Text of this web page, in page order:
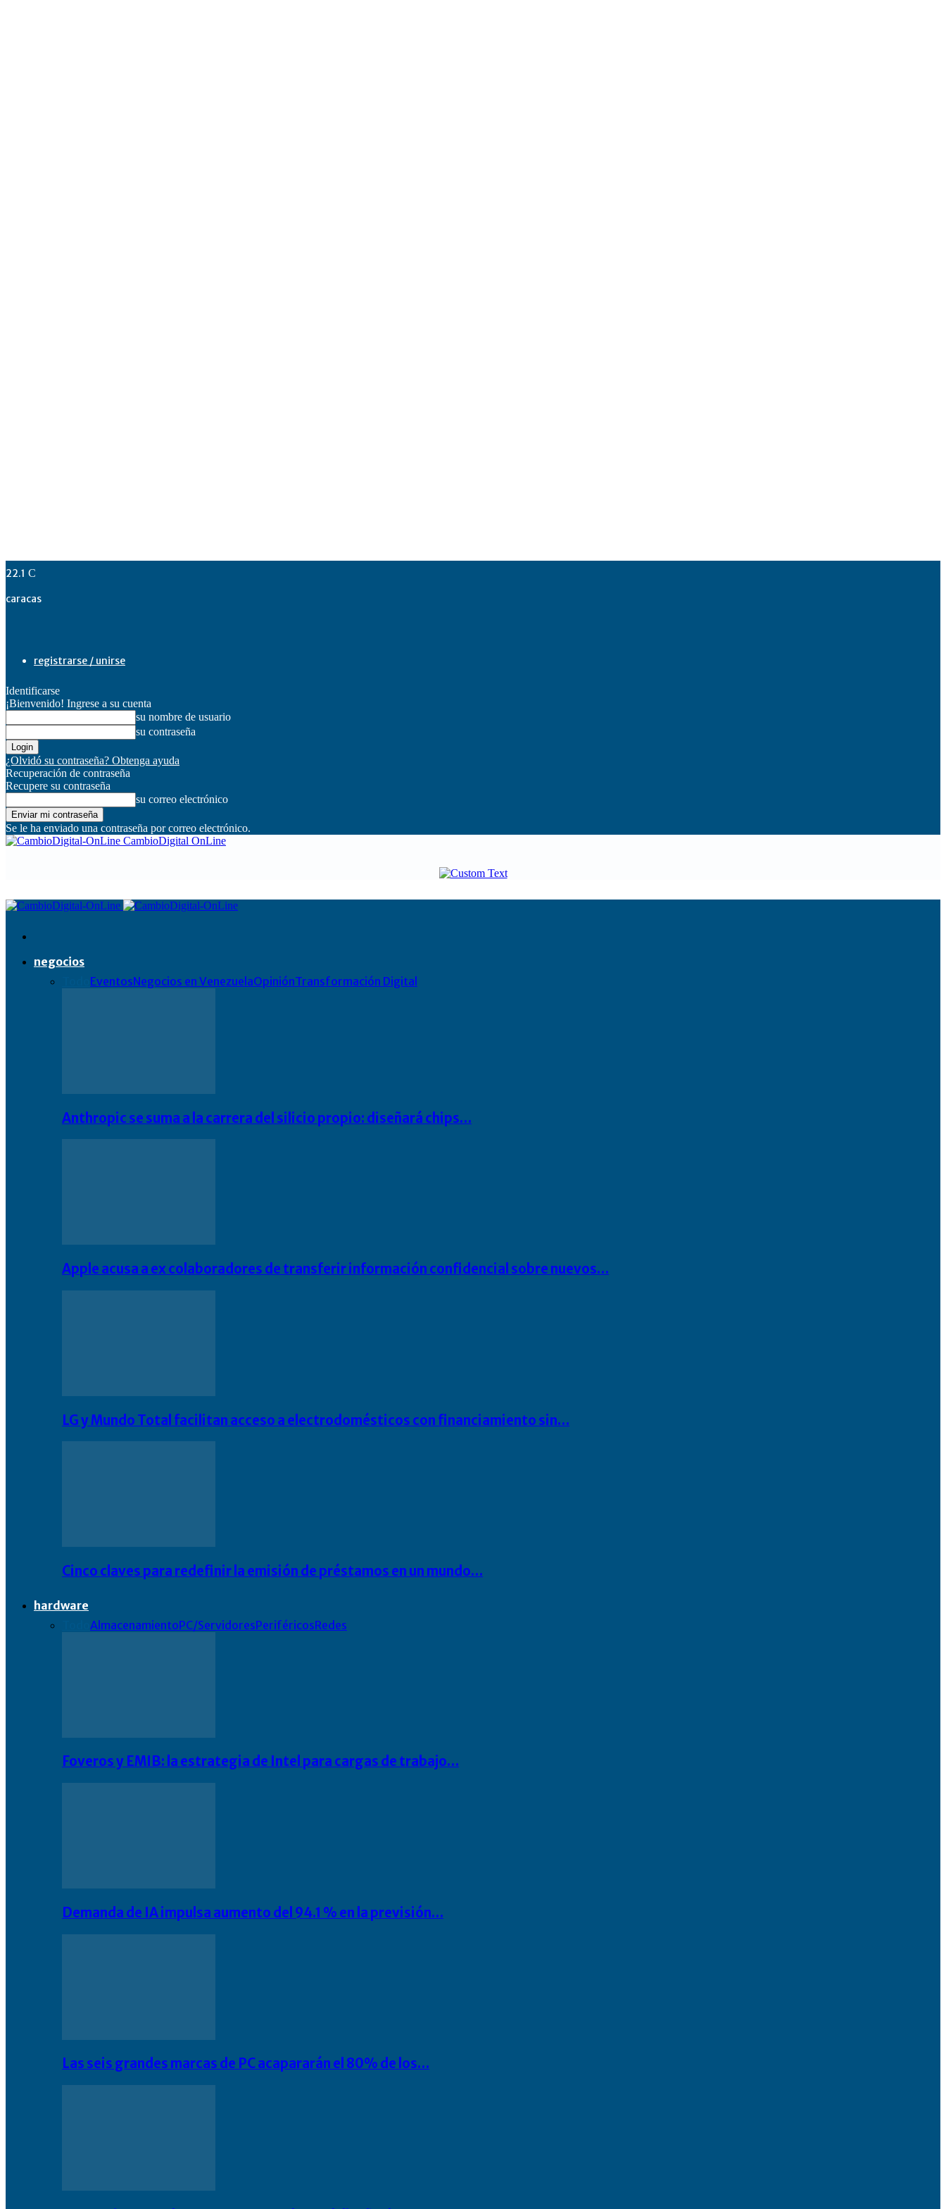
22.1 C
caracas
registrarse / unirse
Identificarse
¡Bienvenido! Ingrese a su cuenta
su nombre de usuario
su contraseña
¿Olvidó su contraseña? Obtenga ayuda
Recuperación de contraseña
Recupere su contraseña
su correo electrónico
Se le ha enviado una contraseña por correo electrónico.
CambioDigital OnLine
negocios
EventosNegocios en VenezuelaOpiniónTransformación Digital
Anthropic se suma a la carrera del silicio propio: diseñará chips…
Apple acusa a ex colaboradores de transferir información confidencial sobre nuevos…
LG y Mundo Total facilitan acceso a electrodomésticos con financiamiento sin…
Cinco claves para redefinir la emisión de préstamos en un mundo…
hardware
AlmacenamientoPC/ServidoresPeriféricosRedes
Foveros y EMIB: la estrategia de Intel para cargas de trabajo…
Demanda de IA impulsa aumento del 94.1 % en la previsión…
Las seis grandes marcas de PC acapararán el 80% de los…